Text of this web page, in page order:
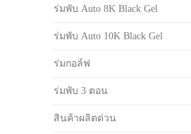
ร่มพับ Auto 8K Black Gel
ร่มพับ Auto 10K Black Gel
ร่มกอล์ฟ
ร่มพับ 3 ตอน
สินค้าผลิตด่วน